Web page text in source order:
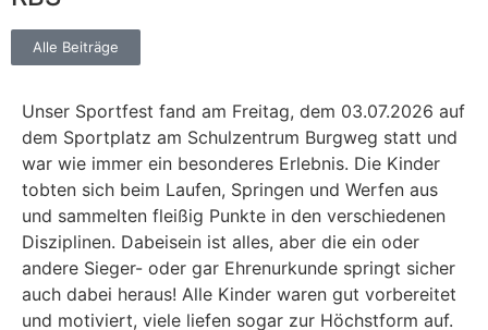
Alle Beiträge
Unser Sportfest fand am Freitag, dem 03.07.2026 auf
dem Sportplatz am Schulzentrum Burgweg statt und
war wie immer ein besonderes Erlebnis. Die Kinder
tobten sich beim Laufen, Springen und Werfen aus
und sammelten fleißig Punkte in den verschiedenen
Disziplinen. Dabeisein ist alles, aber die ein oder
andere Sieger- oder gar Ehrenurkunde springt sicher
auch dabei heraus! Alle Kinder waren gut vorbereitet
und motiviert, viele liefen sogar zur Höchstform auf.